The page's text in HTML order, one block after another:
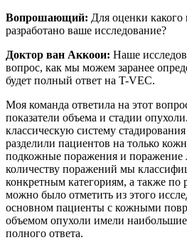
Вопрошающий: Для оценки какого
разработано ваше исследование?
Доктор ван Аккоои: Наше
вопрос, как мы можем заранее
будет полный ответ на T-VEC.
Моя команда ответила на этот
показатели объема и стадии
классическую систему
разделили пациентов на только
подкожные поражения и поражение
количеству поражений мы
конкретным категориям, а также по
можно было отметить из этого
основном пациенты с кожными
объемом опухоли имели
полного ответа.